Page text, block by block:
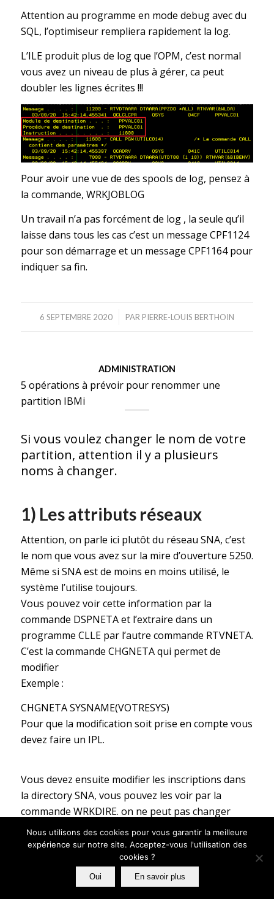
Attention au programme en mode debug avec du
SQL, l’optimiseur rempliera rapidement la log.
L’ILE produit plus de log que l’OPM, c’est normal
vous avez un niveau de plus à gérer, ca peut
doubler les lignes écrites !!!
Pour avoir une vue de des spools de log, pensez à
la commande, WRKJOBLOG
Un travail n’a pas forcément de log , la seule qu’il
laisse dans tous les cas c’est un message CPF1124
pour son démarrage et un message CPF1164 pour
indiquer sa fin.
6 SEPTEMBRE 2020
/ PAR PIERRE-LOUIS BERTHOIN
ADMINISTRATION
5 opérations à prévoir pour renommer une
partition IBMi
Si vous voulez changer le nom de votre
partition, attention il y a plusieurs
noms à changer.
1) Les attributs réseaux
Attention, on parle ici plutôt du réseau SNA, c’est
le nom que vous avez sur la mire d’ouverture 5250.
Même si SNA est de moins en moins utilisé, le
système l’utilise toujours.
Vous pouvez voir cette information par la
commande DSPNETA et l’extraire dans un
programme CLLE par l’autre commande RTVNETA.
C’est la commande CHGNETA qui permet de
modifier
Exemple :
CHGNETA SYSNAME(VOTRESYS)
Pour que la modification soit prise en compte vous
devez faire un IPL.
Vous devez ensuite modifier les inscriptions dans
la directory SNA, vous pouvez les voir par la
commande WRKDIRE. on ne peut pas changer
l’identification SNA, vous devrez faire un ADDDIRE,
et un RMVDIRE.
Vous pouvez avoir la liste des inscriptions par la
table QAOKP01A .
Nous utilisons des cookies pour vous garantir la meilleure
expérience sur notre site. Acceptez-vous l'utilisation des
cookies ?
Oui En savoir plus